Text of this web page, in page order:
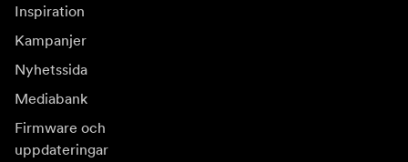
Inspiration
Kampanjer
Nyhetssida
Mediabank
Firmware och
uppdateringar